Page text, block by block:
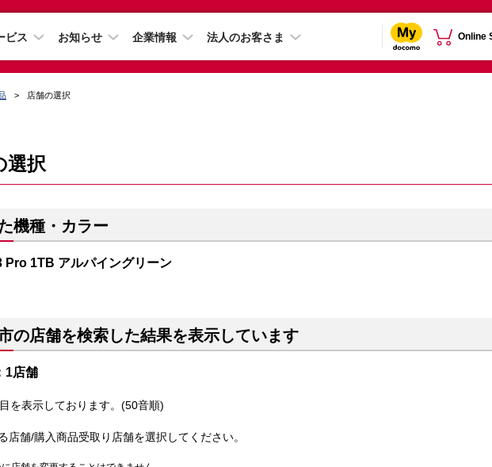
ビス お知らせ 企業情報 法人のお客さま Online
店舗の選択
選択
機種・カラー
Pro 1TB アルパイングリーン
の店舗を検索した結果を表示しています
1店舗
を表示しております。(50音順)
店舗/購入商品受取り店舗を選択してください。